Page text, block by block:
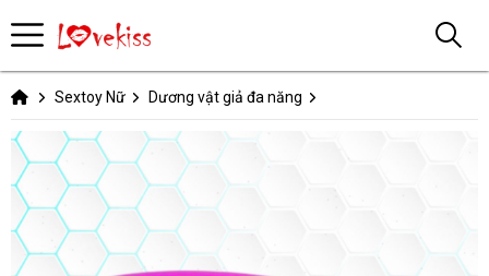
Sextoy Nữ Dương vật giả đa năng